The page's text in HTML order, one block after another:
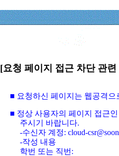
[요청 페이지 접근 차단 관
■ 요청하신 페이지는 웹공격
■ 정상 사용자의 페이지 접근
주시기 바랍니다.
-수신자 계정: cloud-
-작성 내용
학번 또는 직번: